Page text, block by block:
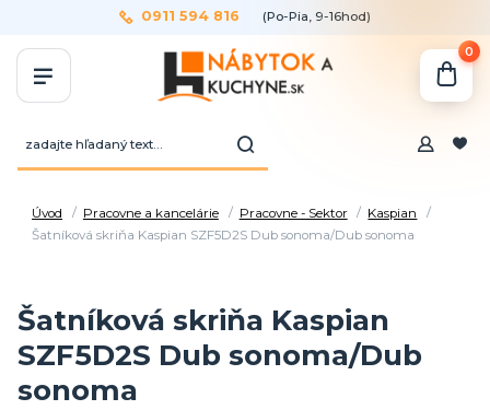
0911 594 816 (Po-Pia, 9-16hod)
0
Úvod Pracovne a kancelárie Pracovne - Sektor
Kaspian
Šatníková skriňa Kaspian SZF5D2S Dub sonoma/Dub sonoma
Šatníková skriňa Kaspian
SZF5D2S Dub sonoma/Dub
sonoma